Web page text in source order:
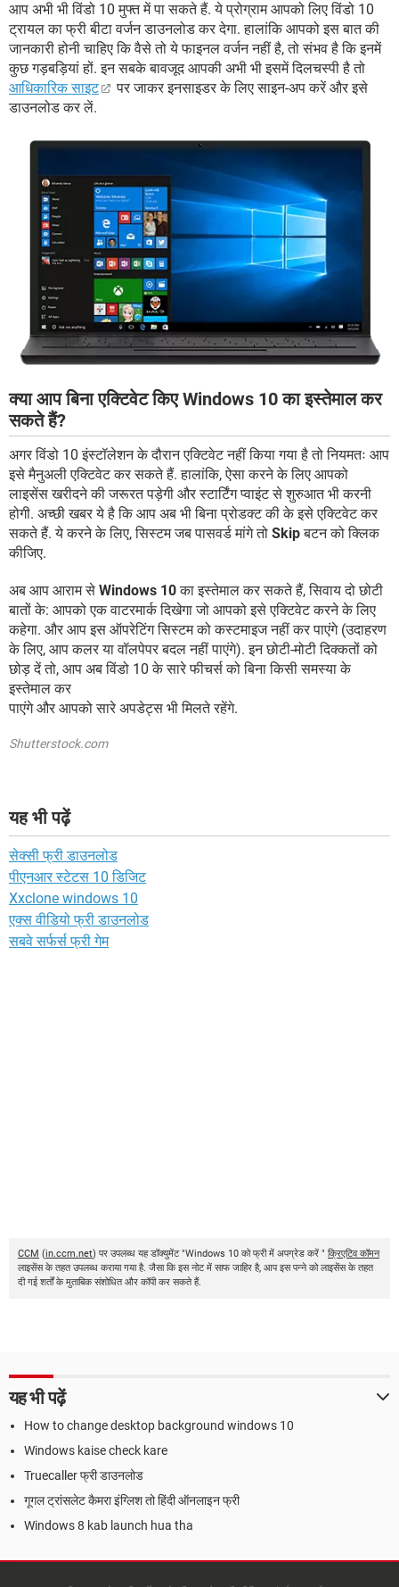
आप अभी भी विंडो 10 मुफ्त में पा सकते हैं. ये प्रोग्राम आपको लिए विंडो 10
ट्रायल का फ्री बीटा वर्जन डाउनलोड कर देगा. हालांकि आपको इस बात की
जानकारी होनी चाहिए कि वैसे तो ये फाइनल वर्जन नहीं है, तो संभव है कि इनमें
कुछ गड़बड़ियां हों. इन सबके बावजूद आपकी अभी भी इसमें दिलचस्पी है तो
आधिकारिक साइट
पर जाकर इनसाइडर के लिए साइन-अप करें और इसे
डाउनलोड कर लें.
क्या आप बिना एक्टिवेट किए Windows 10 का इस्तेमाल कर
सकते हैं?
अगर विंडो 10 इंस्टॉलेशन के दौरान एक्टिवेट नहीं किया गया है तो नियमतः आप
इसे मैनुअली एक्टिवेट कर सकते हैं. हालांकि, ऐसा करने के लिए आपको
लाइसेंस खरीदने की जरूरत पड़ेगी और स्टार्टिंग प्वाइंट से शुरुआत भी करनी
होगी. अच्छी खबर ये है कि आप अब भी बिना प्रोडक्ट की के इसे एक्टिवेट कर
सकते हैं. ये करने के लिए, सिस्टम जब पासवर्ड मांगे तो Skipबटन को क्लिक
कीजिए.
अब आप आराम से Windows 10का इस्तेमाल कर सकते हैं, सिवाय दो छोटी
बातों के: आपको एक वाटरमार्क दिखेगा जो आपको इसे एक्टिवेट करने के लिए
कहेगा. और आप इस ऑपरेटिंग सिस्टम को कस्टमाइज नहीं कर पाएंगे (उदाहरण
के लिए, आप कलर या वॉलपेपर बदल नहीं पाएंगे). इन छोटी-मोटी दिक्कतों को
छोड़ दें तो, आप अब विंडो 10 के सारे फीचर्स को बिना किसी समस्या के
इस्तेमाल कर
पाएंगे और आपको सारे अपडेट्स भी मिलते रहेंगे.
Shutterstock.com
यह भी पढ़ें
सेक्सी फ्री डाउनलोड
पीएनआर स्टेटस 10 डिजिट
Xxclone windows 10
एक्स वीडियो फ्री डाउनलोड
सबवे सर्फर्स फ्री गेम
CCM (in.ccm.net) पर उपलब्ध यह डॉक्युमेंट "Windows 10 को फ्री में अपग्रेड करें " क्रिएटिव कॉमन
लाइसेंस के तहत उपलब्ध कराया गया है. जैसा कि इस नोट में साफ जाहिर है, आप इस पन्ने को लाइसेंस के तहत
दी गई शर्तों के मुताबिक संशोधित और कॉपी कर सकते हैं.
यह भी पढ़ें
How to change desktop background windows 10
Windows kaise check kare
Truecaller फ्री डाउनलोड
गूगल ट्रांसलेट कैमरा इंग्लिश तो हिंदी ऑनलाइन फ्री
Windows 8 kab launch hua tha